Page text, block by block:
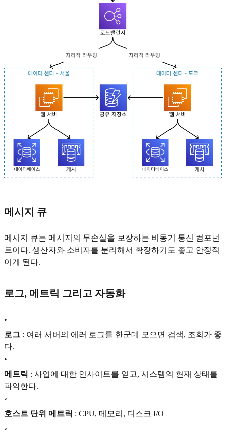
메시지 큐
메시지 큐는 메시지의 무손실을 보장하는 비동기 통신 컴포넌
트이다. 생산자와 소비자를 분리해서 확장하기도 좋고 안정적
이게 된다.
로그, 메트릭 그리고 자동화
•
로그 : 여러 서버의 에러 로그를 한군데 모으면 검색, 조회가 좋
다.
•
메트릭 : 사업에 대한 인사이트를 얻고, 시스템의 현재 상태를
파악한다.
◦
호스트 단위 메트릭 : CPU, 메모리, 디스크 I/O
◦